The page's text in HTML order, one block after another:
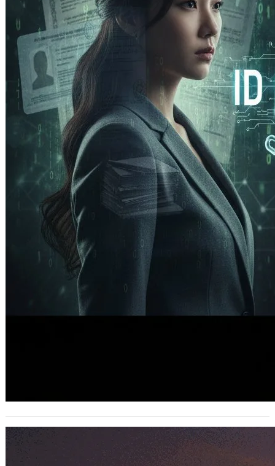
從史艷文到應許之地：一首《出埃及記》
主題曲與台灣的奇幻連結
2025 年 11 月 29 日